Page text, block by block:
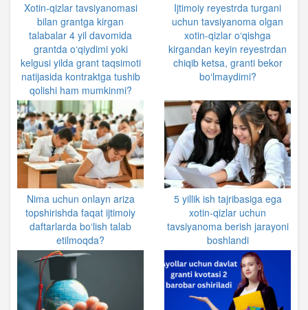
Xotin-qizlar tavsiyanomasi
bilan grantga kirgan
talabalar 4 yil davomida
grantda o‘qiydimi yoki
kelgusi yilda grant taqsimoti
natijasida kontraktga tushib
qolishi ham mumkinmi?
Ijtimoiy reyestrda turgani
uchun tavsiyanoma olgan
xotin-qizlar o‘qishga
kirgandan keyin reyestrdan
chiqib ketsa, granti bekor
bo‘lmaydimi?
Nima uchun onlayn ariza
topshirishda faqat ijtimoiy
daftarlarda bo‘lish talab
etilmoqda?
5 yillik ish tajribasiga ega
xotin-qizlar uchun
tavsiyanoma berish jarayoni
boshlandi